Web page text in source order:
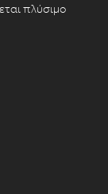
πλύσιμο